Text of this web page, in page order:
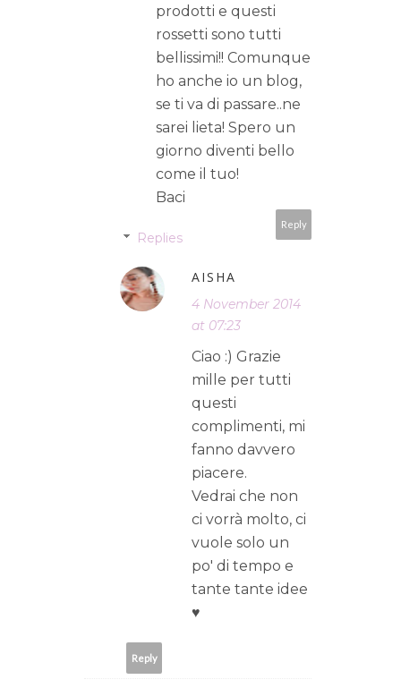
prodotti e questi
rossetti sono tutti
bellissimi!! Comunque
ho anche io un blog,
se ti va di passare..ne
sarei lieta! Spero un
giorno diventi bello
come il tuo!
Baci
Reply
Replies
AISHA
4 November 2014
at 07:23
Ciao :) Grazie
mille per tutti
questi
complimenti, mi
fanno davvero
piacere.
Vedrai che non
ci vorrà molto, ci
vuole solo un
po' di tempo e
tante tante idee
♥
Reply